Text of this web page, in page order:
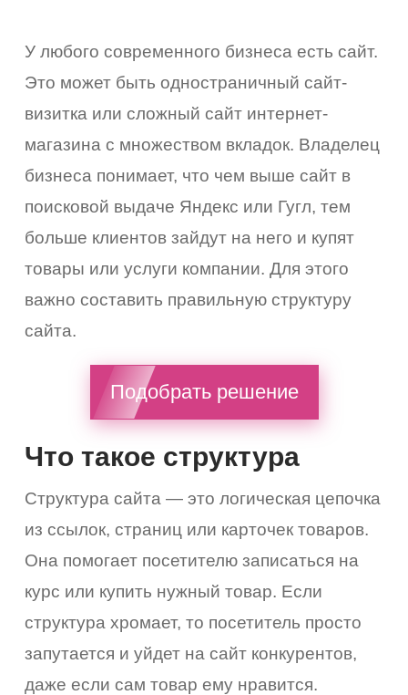
У любого современного бизнеса есть сайт.
Это может быть одностраничный сайт-
визитка или сложный сайт интернет-
магазина с множеством вкладок. Владелец
бизнеса понимает, что чем выше сайт в
поисковой выдаче Яндекс или Гугл, тем
больше клиентов зайдут на него и купят
товары или услуги компании. Для этого
важно составить правильную структуру
сайта.
Подобрать решение
Что такое структура
Структура сайта — это логическая цепочка
из ссылок, страниц или карточек товаров.
Она помогает посетителю записаться на
курс или купить нужный товар. Если
структура хромает, то посетитель просто
запутается и уйдет на сайт конкурентов,
даже если сам товар ему нравится.